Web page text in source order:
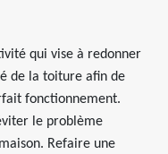
qui vise à redonner
de la toiture afin de
fonctionnement.
le problème
Refaire une